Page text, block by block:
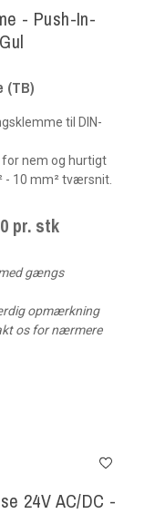
- Push-In-
(TB)
til DIN-
nem og hurtigt
- 10 mm² tværsnit.
pr. stk
gængs
opmærkning
os for nærmere
24V AC/DC -